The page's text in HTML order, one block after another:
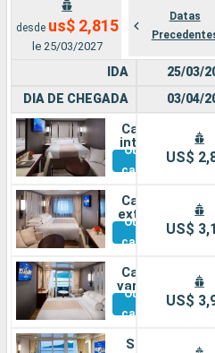
desde us$ 2,815
le 25/03/2027
Datas
Precedentes
IDA
DIA DE CHEGADA
Cabine
interna
Outras
cabines
Cabine
externa
Outras
cabines
Cabine
varanda
Outras
cabines
Suíte
25/03/
03/04/
US$
US$
US$
Cidades